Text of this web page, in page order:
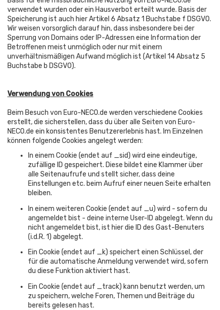
verwendet wurden oder ein Hausverbot erteilt wurde. Basis der
Speicherung ist auch hier Artikel 6 Absatz 1 Buchstabe f DSGVO.
Wir weisen vorsorglich darauf hin, dass insbesondere bei der
Sperrung von Domains oder IP-Adressen eine Information der
Betroffenen meist unmöglich oder nur mit einem
unverhältnismäßigen Aufwand möglich ist (Artikel 14 Absatz 5
Buchstabe b DSGVO).
Verwendung von Cookies
Beim Besuch von Euro-NECO.de werden verschiedene Cookies
erstellt, die sicherstellen, dass du über alle Seiten von Euro-
NECO.de ein konsistentes Benutzererlebnis hast. Im Einzelnen
können folgende Cookies angelegt werden:
In einem Cookie (endet auf _sid) wird eine eindeutige,
zufällige ID gespeichert. Diese bildet eine Klammer über
alle Seitenaufrufe und stellt sicher, dass deine
Einstellungen etc. beim Aufruf einer neuen Seite erhalten
bleiben.
In einem weiteren Cookie (endet auf _u) wird - sofern du
angemeldet bist - deine interne User-ID abgelegt. Wenn du
nicht angemeldet bist, ist hier die ID des Gast-Benuters
(i.d.R. 1) abgelegt.
Ein Cookie (endet auf _k) speichert einen Schlüssel, der
für die automatische Anmeldung verwendet wird, sofern
du diese Funktion aktiviert hast.
Ein Cookie (endet auf _track) kann benutzt werden, um
zu speichern, welche Foren, Themen und Beiträge du
bereits gelesen hast.